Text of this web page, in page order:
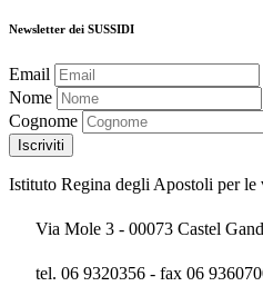
Newsletter dei SUSSIDI
Email
Nome
Cognome
Istituto Regina degli Apostoli per
Via Mole 3 - 00073 Castel
tel. 06 9320356 - fax 06